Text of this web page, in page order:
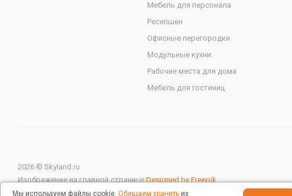
Мебель для персонала
Ресепшен
Офисные перегородки
Модульные кухни
Рабочие места для дома
Мебель для гостиниц
2026 © Skyland.ru
Изображение на главной страницеDesigned by Freepik
Мы используем файлы cookie. Обещаем хранить их